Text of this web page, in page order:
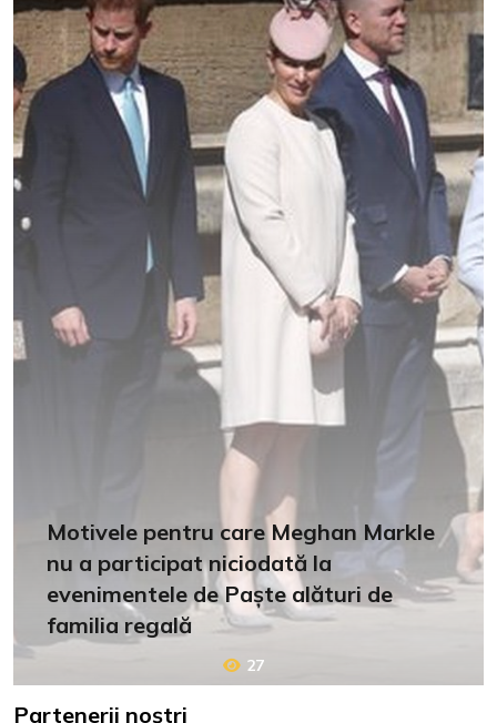
Motivele pentru care Meghan Markle
nu a participat niciodată la
evenimentele de Paște alături de
familia regală
27
Partenerii noștri